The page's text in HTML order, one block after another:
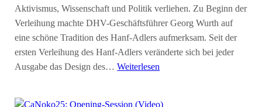
Aktivismus, Wissenschaft und Politik verliehen. Zu Beginn der
Verleihung machte DHV-Geschäftsführer Georg Wurth auf
eine schöne Tradition des Hanf-Adlers aufmerksam. Seit der
ersten Verleihung des Hanf-Adlers veränderte sich bei jeder
Ausgabe das Design des…Weiterlesen